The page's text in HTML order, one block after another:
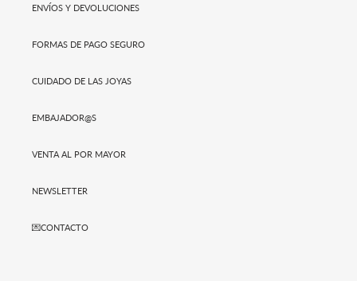
ENVÍOS Y DEVOLUCIONES
FORMAS DE PAGO SEGURO
CUIDADO DE LAS JOYAS
EMBAJADOR@S
VENTA AL POR MAYOR
NEWSLETTER
💌CONTACTO